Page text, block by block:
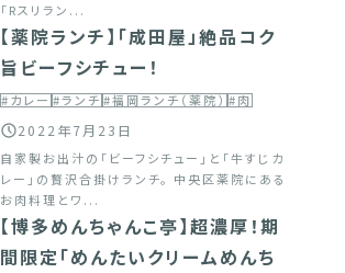
「Rスリラン...
【薬院ランチ】「成田屋」絶品コク
旨ビーフシチュー！
#カレー#ランチ#福岡ランチ（薬院）#肉
2022年7月23日
自家製お出汁の「ビーフシチュー」と「牛すじカ
レー」の贅沢合掛けランチ。 中央区薬院にある
お肉料理とワ...
【博多めんちゃんこ亭】超濃厚！期
間限定「めんたいクリームめんち